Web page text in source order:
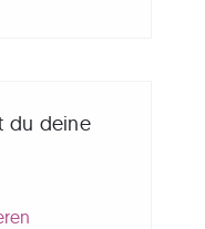
du deine